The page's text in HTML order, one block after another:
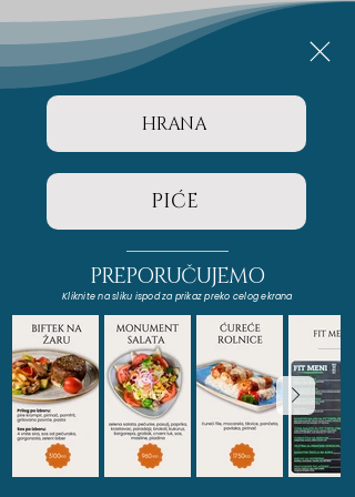
HRANA
PIĆE
PREPORUČUJEMO
Kliknite na sliku ispod za prikaz preko celog ekrana